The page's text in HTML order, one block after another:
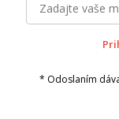
* Odoslaním